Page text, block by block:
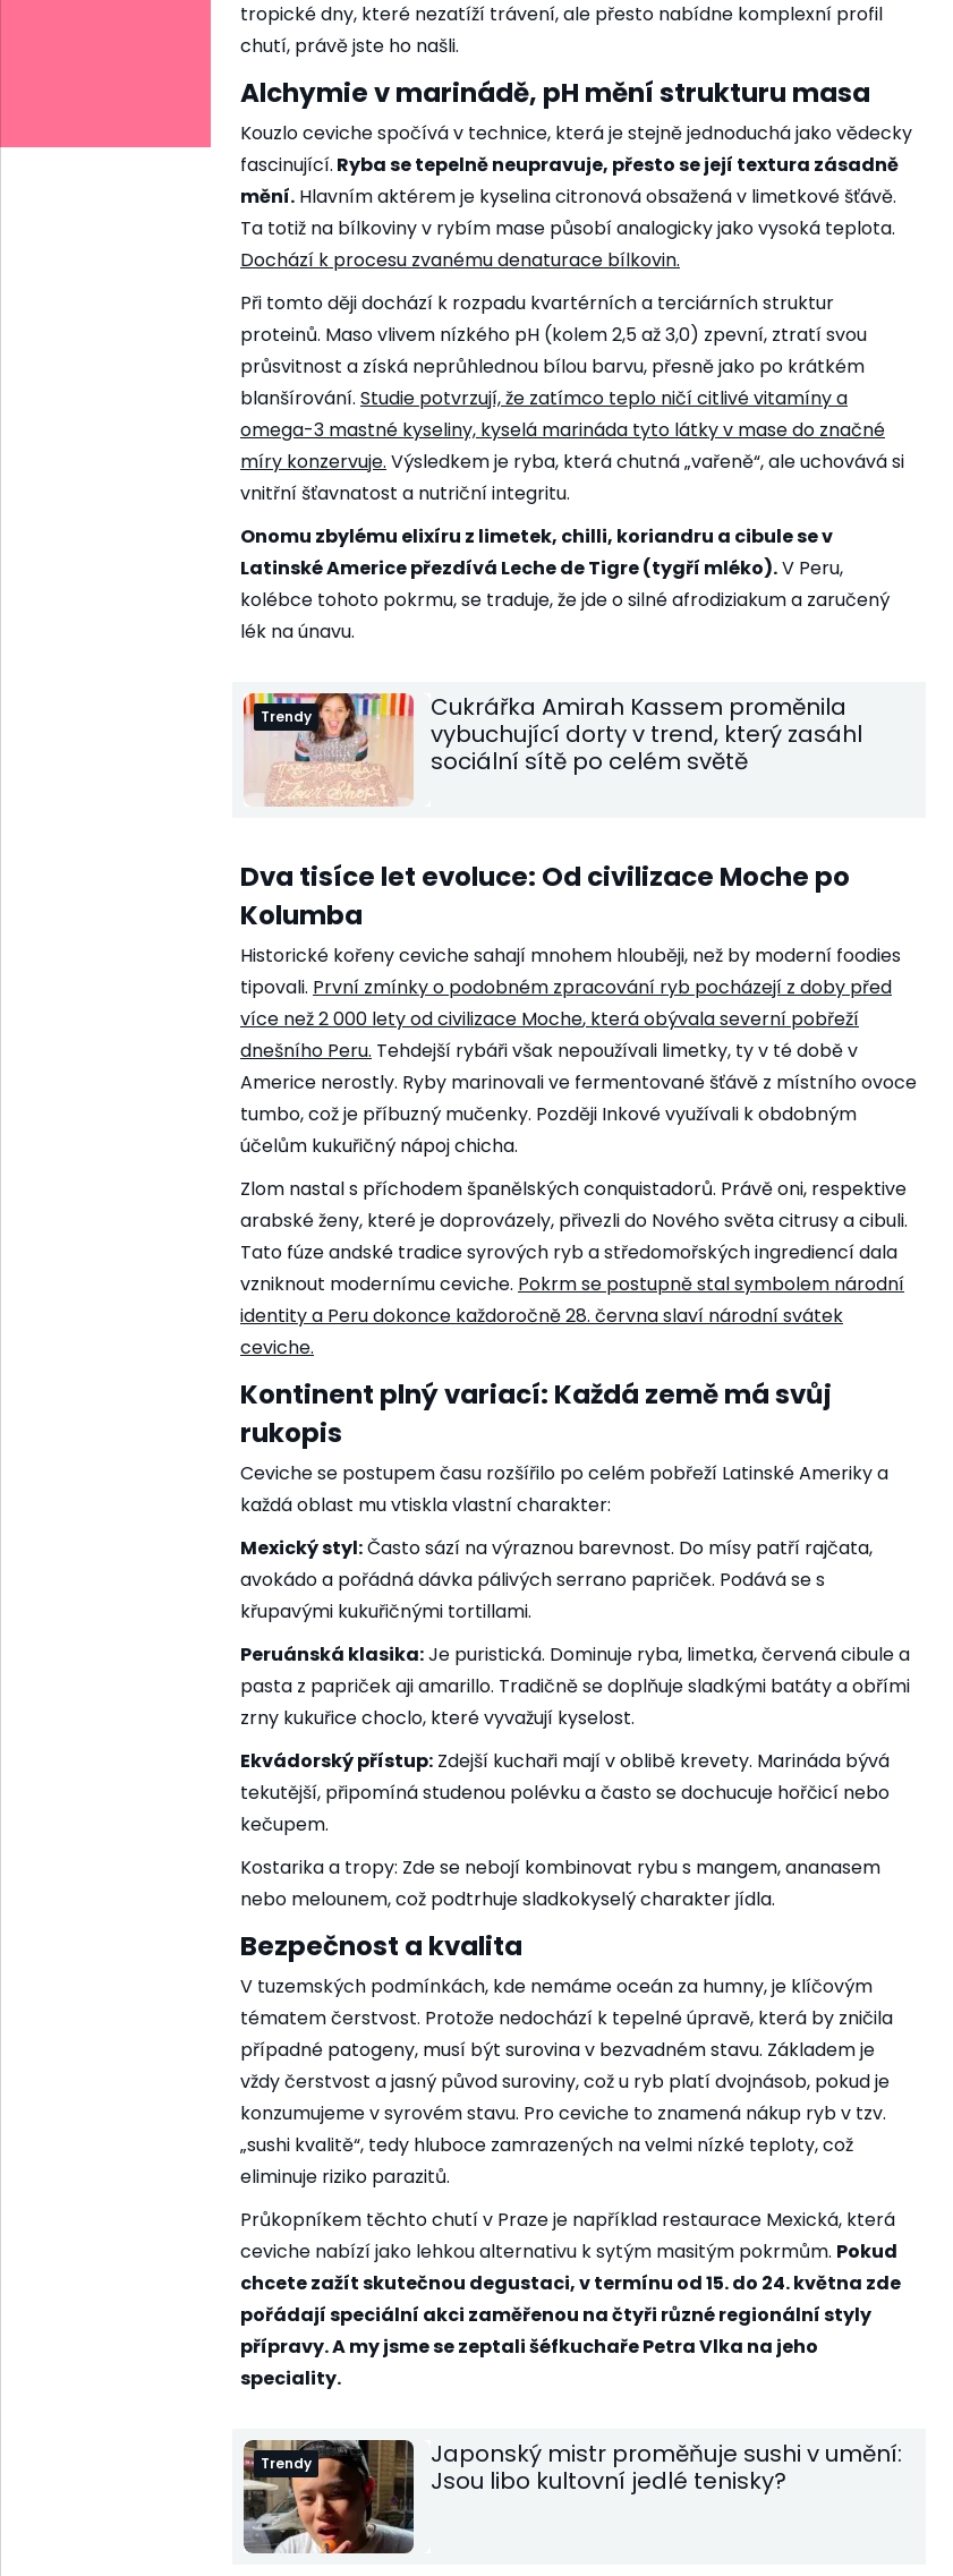
tropické dny, které nezatíží trávení, ale přesto nabídne komplexní profil
chutí, právě jste ho našli.
Alchymie v marinádě, pH mění strukturu masa
Kouzlo ceviche spočívá v technice, která je stejně jednoduchá jako vědecky
fascinující. Ryba se tepelně neupravuje, přesto se její textura zásadně
mění. Hlavním aktérem je kyselina citronová obsažená v limetkové šťávě.
Ta totiž na bílkoviny v rybím mase působí analogicky jako vysoká teplota.
Dochází k procesu zvanémudenaturace bílkovin.
Při tomto ději dochází k rozpadu kvartérních a terciárních struktur
proteinů. Maso vlivem nízkého pH (kolem 2,5 až 3,0) zpevní, ztratí svou
průsvitnost a získá neprůhlednou bílou barvu, přesně jako po krátkém
blanšírování. Studie potvrzují, že zatímco teplo ničí citlivé vitamíny a
omega-3 mastné kyseliny, kyselá marináda tyto látky v mase do značné
míry konzervuje. Výsledkem je ryba, která chutná „vařeně“, ale uchovává si
vnitřní šťavnatost a nutriční integritu.
Onomu zbylému elixíru z limetek, chilli, koriandru a cibule se v
Latinské Americe přezdívá Leche de Tigre (tygří mléko).V Peru,
kolébce tohoto pokrmu, se traduje, že jde o silné afrodiziakum a zaručený
lék na únavu.
Trendy
Cukrářka Amirah Kassem proměnila
vybuchující dorty v trend, který zasáhl
sociální sítě po celém světě
Dva tisíce let evoluce: Od civilizace Moche po
Kolumba
Historické kořeny ceviche sahají mnohem hlouběji, než by moderní foodies
tipovali. První zmínky o podobném zpracování ryb pocházejí z doby před
více než 2 000 lety odcivilizace Moche, která obývala severní pobřeží
dnešního Peru. Tehdejší rybáři však nepoužívali limetky, ty v té době v
Americe nerostly. Ryby marinovali ve fermentované šťávě z místního ovoce
tumbo, což je příbuzný mučenky. Později Inkové využívali k obdobným
účelům kukuřičný nápoj chicha.
Zlom nastal s příchodem španělských conquistadorů. Právě oni, respektive
arabské ženy, které je doprovázely, přivezli do Nového světa citrusy a cibuli.
Tato fúze andské tradice syrových ryb a středomořských ingrediencí dala
vzniknout modernímu ceviche. Pokrm se postupně stal symbolem národní
identity a Peru dokonce každoročně 28. června slaví národní svátek
ceviche.
Kontinent plný variací: Každá země má svůj
rukopis
Ceviche se postupem času rozšířilo po celém pobřeží Latinské Ameriky a
každá oblast mu vtiskla vlastní charakter:
Mexický styl:Často sází na výraznou barevnost. Do mísy patří rajčata,
avokádo a pořádná dávka pálivých serrano papriček. Podává se s
křupavými kukuřičnými tortillami.
Peruánská klasika:Je puristická. Dominuje ryba, limetka, červená cibule a
pasta z papriček aji amarillo. Tradičně se doplňuje sladkými batáty a obřími
zrny kukuřice choclo, které vyvažují kyselost.
Ekvádorský přístup: Zdejší kuchaři mají v oblibě krevety. Marináda bývá
tekutější, připomíná studenou polévku a často se dochucuje hořčicí nebo
kečupem.
Kostarika a tropy: Zde se nebojí kombinovat rybu s mangem, ananasem
nebo melounem, což podtrhuje sladkokyselý charakter jídla.
Bezpečnost a kvalita
V tuzemských podmínkách, kde nemáme oceán za humny, je klíčovým
tématem čerstvost. Protože nedochází k tepelné úpravě, která by zničila
případné patogeny, musí být surovina v bezvadném stavu. Základem je
vždy čerstvost a jasný původ suroviny, což u ryb platí dvojnásob, pokud je
konzumujeme v syrovém stavu. Pro ceviche to znamená nákup ryb v tzv.
„sushi kvalitě“, tedy hluboce zamrazených na velmi nízké teploty, což
eliminuje riziko parazitů.
Průkopníkem těchto chutí v Praze je například restaurace Mexická, která
ceviche nabízí jako lehkou alternativu k sytým masitým pokrmům. Pokud
chcete zažít skutečnou degustaci, v termínu od 15. do 24. května zde
pořádají speciální akci zaměřenou na čtyři různé regionální styly
přípravy. A my jsme se zeptali šéfkuchaře Petra Vlka na jeho
speciality.
Trendy
Japonský mistr proměňuje sushi v umění:
Jsou libo kultovní jedlé tenisky?